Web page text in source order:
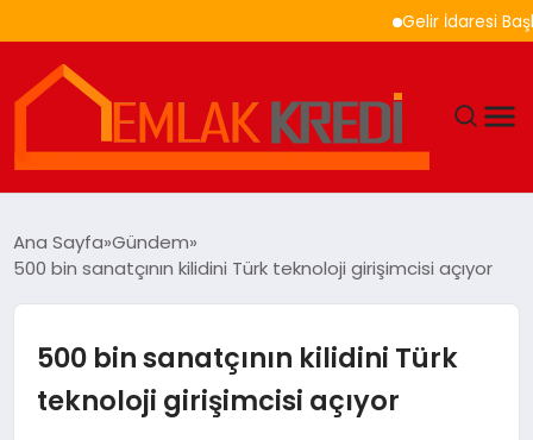
Gelir İdaresi
DÜNYA
EĞITIM
Ana Sayfa Gündem
500 bin sanatçının kilidini Türk teknoloji girişimcisi açıyor
500 bin sanatçının kilidini Türk
teknoloji girişimcisi açıyor